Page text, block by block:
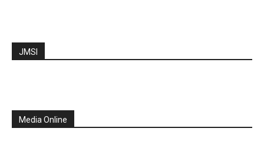
JMSI
Media Online